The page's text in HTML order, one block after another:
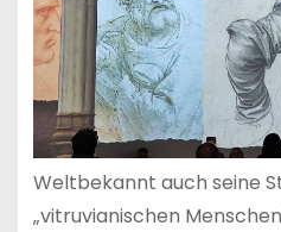
Weltbekannt auch seine
„vitruvianischen